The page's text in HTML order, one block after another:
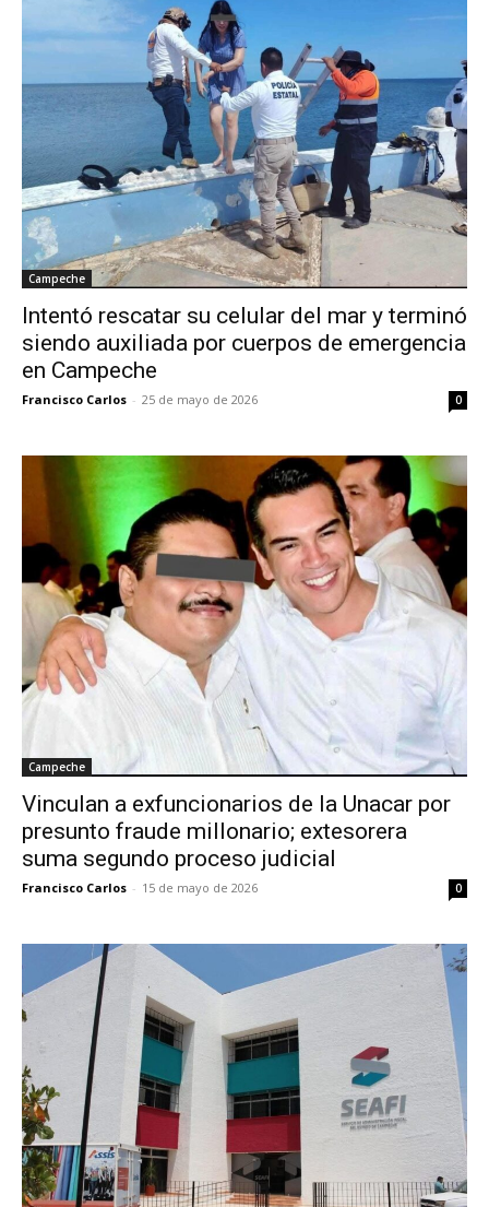
Campeche
Intentó rescatar su celular del mar y terminó
siendo auxiliada por cuerpos de emergencia
en Campeche
Francisco Carlos - 25 de mayo de 2026 0
Campeche
Vinculan a exfuncionarios de la Unacar por
presunto fraude millonario; extesorera
suma segundo proceso judicial
Francisco Carlos - 15 de mayo de 2026 0